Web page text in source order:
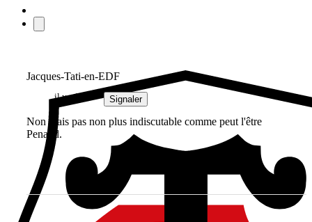
Jacques-Tati-en-EDF
il y a 3 ans Signaler
Non mais pas non plus indiscutable comme peut l'être
Penaud.